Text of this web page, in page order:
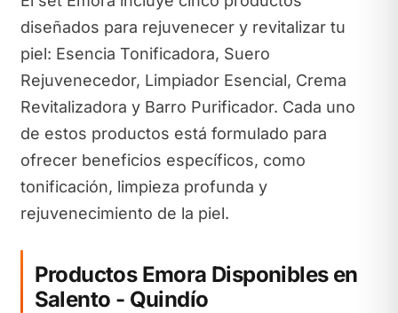
diseñados para rejuvenecer y revitalizar tu
piel: Esencia Tonificadora, Suero
Rejuvenecedor, Limpiador Esencial, Crema
Revitalizadora y Barro Purificador. Cada uno
de estos productos está formulado para
ofrecer beneficios específicos, como
tonificación, limpieza profunda y
rejuvenecimiento de la piel.
Productos Emora Disponibles en
Salento - Quindío